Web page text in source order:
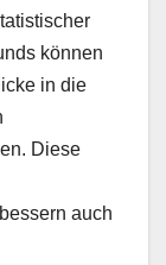
können
in die
Diese
auch